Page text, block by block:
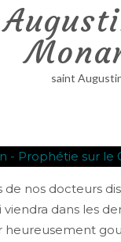
saint
de nos docteurs
viendra dans les
heureusement